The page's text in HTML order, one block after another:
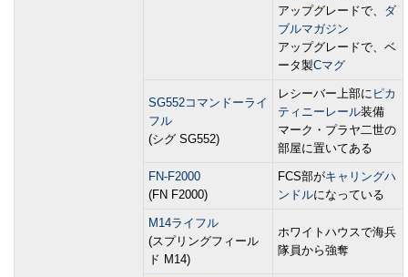
アップグレードで、 ダ
ブルマガジン
アップグレードで、ベ
ータ製Cマグ
SG552コマンドーライ
フル
(シグ SG552)
レシーバー上部に ピカ
ティニーレール装備
マーク・プラヤ二世の
部屋に置いてある
FN-F2000
(FN F2000)
FCS部がキャリングハ
ンドルになっている
M14ライフル
(スプリングフィール
ド M14)
ホワイトハウスで海兵
隊員から強奪